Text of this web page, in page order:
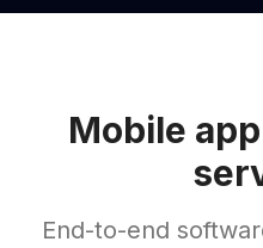
Mobile
End-to-end